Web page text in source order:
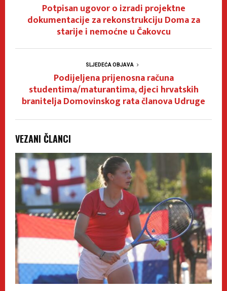
Potpisan ugovor o izradi projektne
dokumentacije za rekonstrukciju Doma za
starije i nemoćne u Čakovcu
SLJEDEĆA OBJAVA
Podijeljena prijenosna računa
studentima/maturantima, djeci hrvatskih
branitelja Domovinskog rata članova Udruge
VEZANI ČLANCI